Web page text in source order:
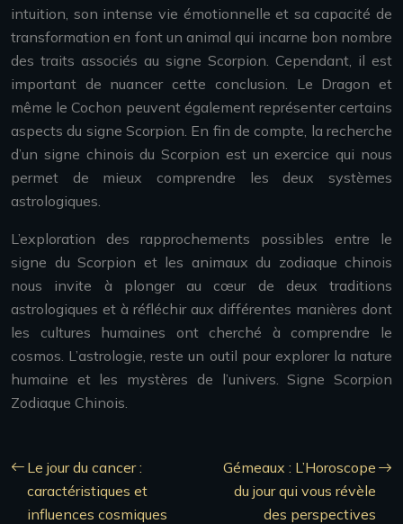
intuition, son intense vie émotionnelle et sa capacité de
transformation en font un animal qui incarne bon nombre
des traits associés au signe Scorpion. Cependant, il est
important de nuancer cette conclusion. Le Dragon et
même le Cochon peuvent également représenter certains
aspects du signe Scorpion. En fin de compte, la recherche
d’un signe chinois du Scorpion est un exercice qui nous
permet de mieux comprendre les deux systèmes
astrologiques.
L’exploration des rapprochements possibles entre le
signe du Scorpion et les animaux du zodiaque chinois
nous invite à plonger au cœur de deux traditions
astrologiques et à réfléchir aux différentes manières dont
les cultures humaines ont cherché à comprendre le
cosmos. L’astrologie, reste un outil pour explorer la nature
humaine et les mystères de l’univers. Signe Scorpion
Zodiaque Chinois.
Le jour du cancer :
caractéristiques et
influences cosmiques
Gémeaux : L’Horoscope
du jour qui vous révèle
des perspectives